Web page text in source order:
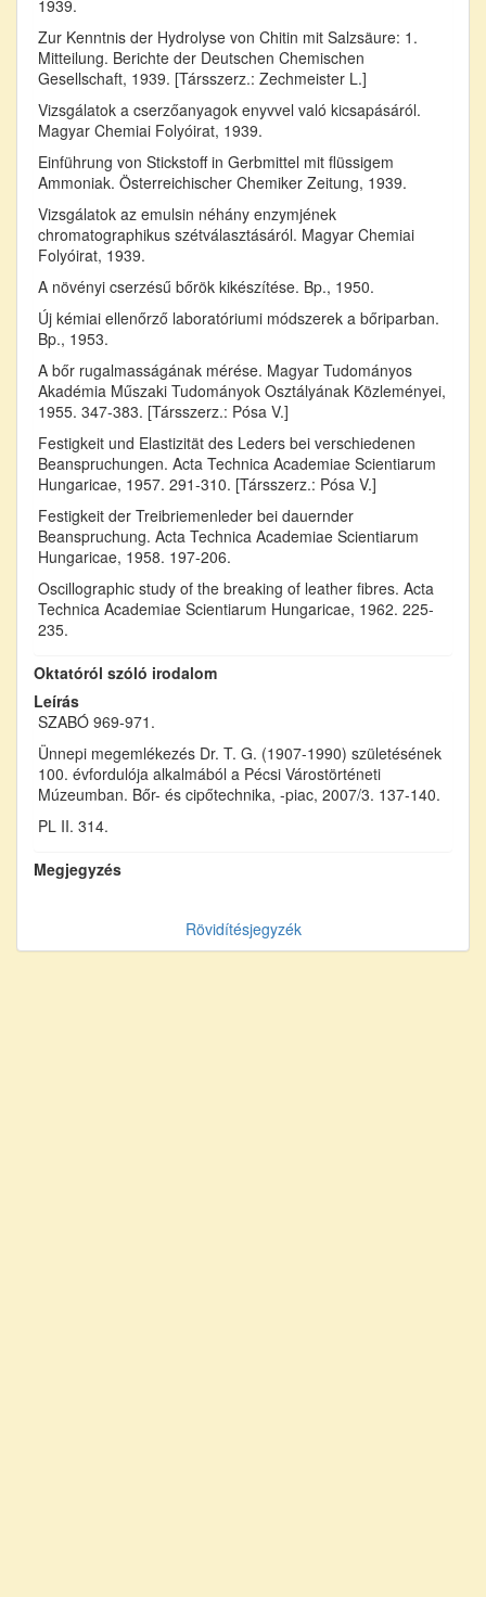
1939.
Zur Kenntnis der Hydrolyse von Chitin mit Salzsäure: 1.
Mitteilung. Berichte der Deutschen Chemischen
Gesellschaft, 1939. [Társszerz.: Zechmeister L.]
Vizsgálatok a cserzőanyagok enyvvel való kicsapásáról.
Magyar Chemiai Folyóirat, 1939.
Einführung von Stickstoff in Gerbmittel mit flüssigem
Ammoniak. Österreichischer Chemiker Zeitung, 1939.
Vizsgálatok az emulsin néhány enzymjének
chromatographikus szétválasztásáról. Magyar Chemiai
Folyóirat, 1939.
A növényi cserzésű bőrök kikészítése. Bp., 1950.
Új kémiai ellenőrző laboratóriumi módszerek a bőriparban.
Bp., 1953.
A bőr rugalmasságának mérése. Magyar Tudományos
Akadémia Műszaki Tudományok Osztályának Közleményei,
1955. 347-383. [Társszerz.: Pósa V.]
Festigkeit und Elastizität des Leders bei verschiedenen
Beanspruchungen. Acta Technica Academiae Scientiarum
Hungaricae, 1957. 291-310. [Társszerz.: Pósa V.]
Festigkeit der Treibriemenleder bei dauernder
Beanspruchung. Acta Technica Academiae Scientiarum
Hungaricae, 1958. 197-206.
Oscillographic study of the breaking of leather fibres. Acta
Technica Academiae Scientiarum Hungaricae, 1962. 225-
235.
Oktatóról szóló irodalom
Leírás
SZABÓ 969-971.
Ünnepi megemlékezés Dr. T. G. (1907-1990) születésének
100. évfordulója alkalmából a Pécsi Várostörténeti
Múzeumban. Bőr- és cipőtechnika, -piac, 2007/3. 137-140.
PL II. 314.
Megjegyzés
Rövidítésjegyzék